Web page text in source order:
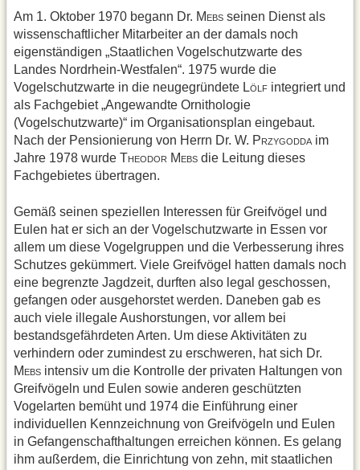
Am 1. Oktober 1970 begann Dr. M EBS seinen Dienst als
wissenschaftlicher Mitarbeiter an der damals noch
eigenständigen „Staatlichen Vogelschutzwarte des
Landes Nordrhein-Westfalen“. 1975 wurde die
Vogelschutzwarte in die neugegründete LÖLF integriert und
als Fachgebiet „Angewandte Ornithologie
(Vogelschutzwarte)“ im Organisationsplan eingebaut.
Nach der Pensionierung von Herrn Dr. W. P RZYGODDA im
Jahre 1978 wurde THEODOR M EBS die Leitung dieses
Fachgebietes übertragen.
Gemäß seinen speziellen Interessen für Greifvögel und
Eulen hat er sich an der Vogelschutzwarte in Essen vor
allem um diese Vogelgruppen und die Verbesserung ihres
Schutzes gekümmert. Viele Greifvögel hatten damals noch
eine begrenzte Jagdzeit, durften also legal geschossen,
gefangen oder ausgehorstet werden. Daneben gab es
auch viele illegale Aushorstungen, vor allem bei
bestandsgefährdeten Arten. Um diese Aktivitäten zu
verhindern oder zumindest zu erschweren, hat sich Dr.
M EBS intensiv um die Kontrolle der privaten Haltungen von
Greifvögeln und Eulen sowie anderen geschützten
Vogelarten bemüht und 1974 die Einführung einer
individuellen Kennzeichnung von Greifvögeln und Eulen
in Gefangenschafthaltungen erreichen können. Es gelang
ihm außerdem, die Einrichtung von zehn, mit staatlichen